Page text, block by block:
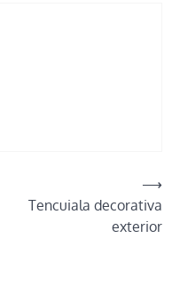
Tencuiala decorativa
exterior
⟶